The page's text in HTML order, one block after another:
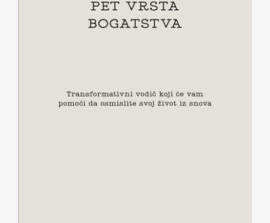
Pet vrsta bogatstva